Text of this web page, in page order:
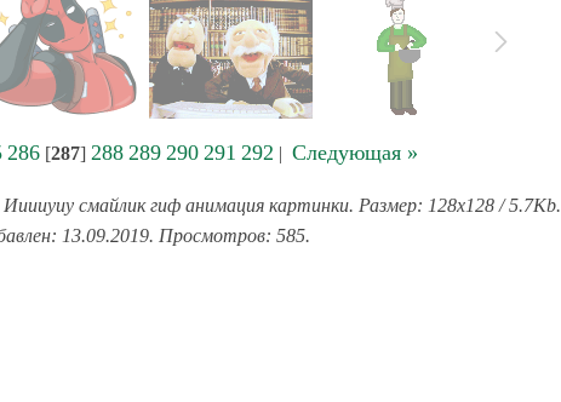
286[287] 288 289 290 291 292 | Следующая »
Ииииуиу смайлик гиф анимация картинки. Размер: 128x128 / 5.7Kb.
13.09.2019. Просмотров: 585.